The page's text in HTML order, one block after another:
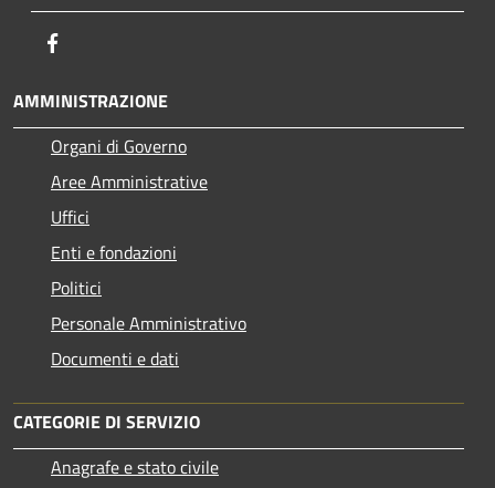
AMMINISTRAZIONE
Organi di Governo
Aree Amministrative
Uffici
Enti e fondazioni
Politici
Personale Amministrativo
Documenti e dati
CATEGORIE DI SERVIZIO
Anagrafe e stato civile